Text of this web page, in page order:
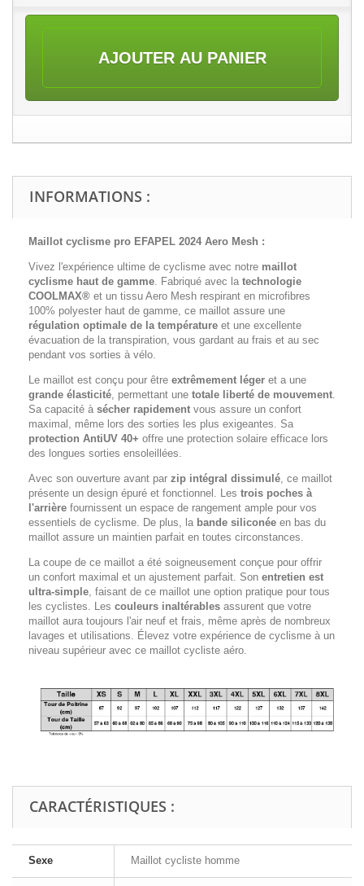
AJOUTER AU PANIER
INFORMATIONS :
Maillot cyclisme pro EFAPEL 2024 Aero Mesh :
Vivez l'expérience ultime de cyclisme avec notre maillot
cyclisme haut de gamme. Fabriqué avec la technologie
COOLMAX® et un tissu Aero Mesh respirant en microfibres
100% polyester haut de gamme, ce maillot assure une
régulation optimale de la température et une excellente
évacuation de la transpiration, vous gardant au frais et au sec
pendant vos sorties à vélo.
Le maillot est conçu pour être extrêmement léger et a une
grande élasticité, permettant une totale liberté de mouvement.
Sa capacité à sécher rapidement vous assure un confort
maximal, même lors des sorties les plus exigeantes. Sa
protection AntiUV 40+ offre une protection solaire efficace lors
des longues sorties ensoleillées.
Avec son ouverture avant par zip intégral dissimulé, ce maillot
présente un design épuré et fonctionnel. Les trois poches à
l'arrière fournissent un espace de rangement ample pour vos
essentiels de cyclisme. De plus, la bande siliconée en bas du
maillot assure un maintien parfait en toutes circonstances.
La coupe de ce maillot a été soigneusement conçue pour offrir
un confort maximal et un ajustement parfait. Son entretien est
ultra-simple, faisant de ce maillot une option pratique pour tous
les cyclistes. Les couleurs inaltérables assurent que votre
maillot aura toujours l'air neuf et frais, même après de nombreux
lavages et utilisations. Élevez votre expérience de cyclisme à un
niveau supérieur avec ce maillot cycliste aéro.
CARACTÉRISTIQUES :
Sexe Maillot cycliste homme